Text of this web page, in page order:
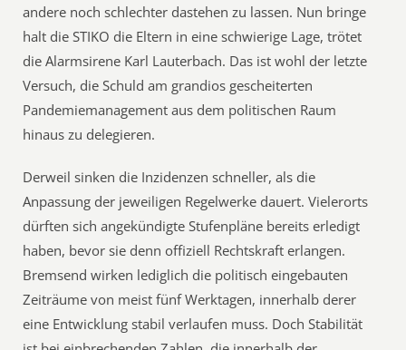
andere noch schlechter dastehen zu lassen. Nun bringe
halt die STIKO die Eltern in eine schwierige Lage, trötet
die Alarmsirene Karl Lauterbach. Das ist wohl der letzte
Versuch, die Schuld am grandios gescheiterten
Pandemiemanagement aus dem politischen Raum
hinaus zu delegieren.
Derweil sinken die Inzidenzen schneller, als die
Anpassung der jeweiligen Regelwerke dauert. Vielerorts
dürften sich angekündigte Stufenpläne bereits erledigt
haben, bevor sie denn offiziell Rechtskraft erlangen.
Bremsend wirken lediglich die politisch eingebauten
Zeiträume von meist fünf Werktagen, innerhalb derer
eine Entwicklung stabil verlaufen muss. Doch Stabilität